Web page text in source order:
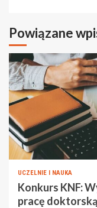
Powiązane
UCZELNIE I NAUKA
Konkurs KNF:
pracę